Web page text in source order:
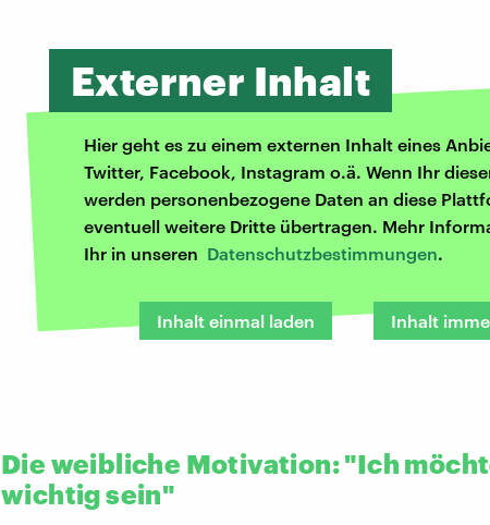
Externer Inhalt
Hier geht es zu einem externen Inhalt eines
Twitter, Facebook, Instagram o.ä. Wenn Ihr
werden personenbezogene Daten an diese
eventuell weitere Dritte übertragen. Mehr
Ihr in unseren Datenschutzbestimmungen.
Inhalt einmal laden Inhalt
Die weibliche Motivation: "Ich
wichtig sein"